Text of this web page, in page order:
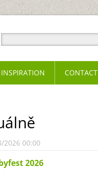
2026 00:00
2026
INSPIRATION CONTACT